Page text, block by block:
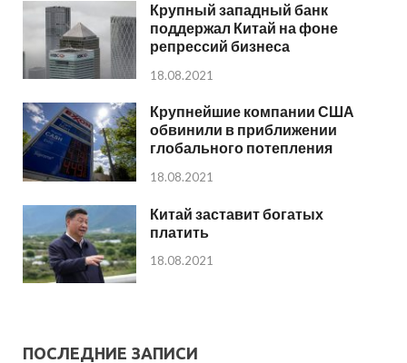
Крупный западный банк
поддержал Китай на фоне
репрессий бизнеса
18.08.2021
Крупнейшие компании США
обвинили в приближении
глобального потепления
18.08.2021
Китай заставит богатых
платить
18.08.2021
ПОСЛЕДНИЕ ЗАПИСИ